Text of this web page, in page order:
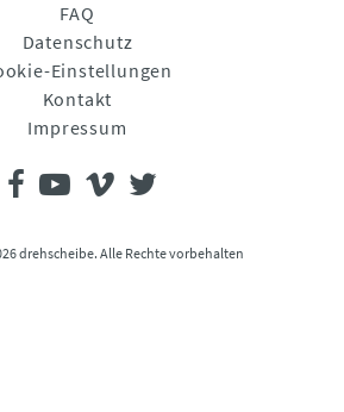
FAQ
Datenschutz
Einstellungen
Kontakt
Impressum
drehscheibe. Alle Rechte vorbehalten